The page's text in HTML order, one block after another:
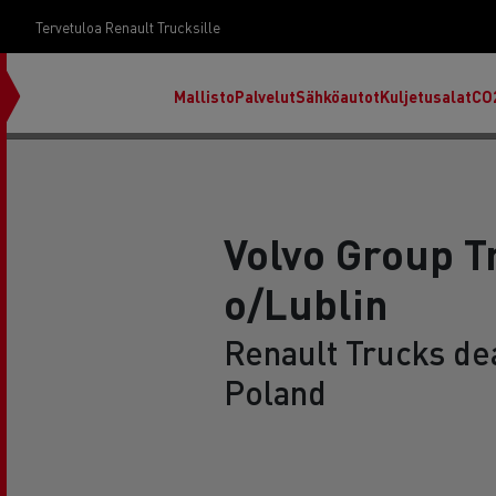
Tervetuloa Renault Trucksille
MallistoPalvelutSähköautotKuljetusalat
Volvo Group
o/Lublin
Renault Trucks
Poland